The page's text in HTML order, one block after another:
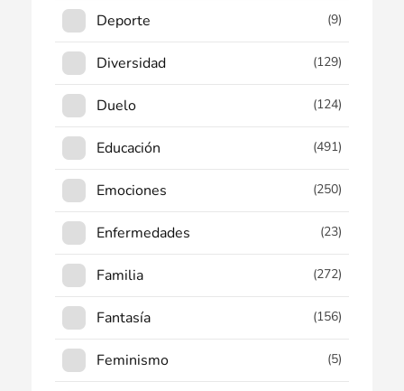
Deporte (9)
Diversidad (129)
Duelo (124)
Educación (491)
Emociones (250)
Enfermedades (23)
Familia (272)
Fantasía (156)
Feminismo (5)